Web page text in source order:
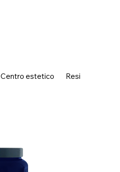
Centro estetico Resi